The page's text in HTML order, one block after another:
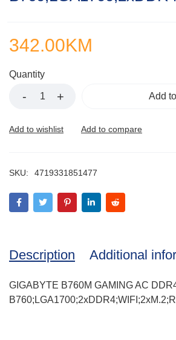
342.00KM
Quantity
Add
SKU: 4719331851477
Description Additional
GIGABYTE B760M GAMING AC